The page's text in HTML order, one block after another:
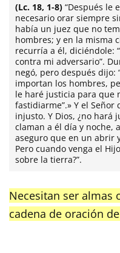
(Lc. 18, 1-8) “Después le
necesario orar siempre
había un juez que no
hombres; y en la misma
recurría a él, diciéndole:
contra mi adversario”.
negó, pero después dijo:
importan los hombres,
le haré justicia para que
fastidiarme”.» Y el
injusto. Y Dios, ¿no hará
claman a él día y noche,
aseguro que en un abrir
Pero cuando venga el
sobre la tierra?”.
Necesitan ser almas
cadena de oración